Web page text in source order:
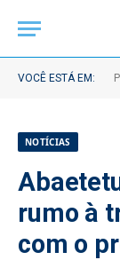
VOCÊ ESTÁ EM:
NOTÍCIAS
rumo à
com o